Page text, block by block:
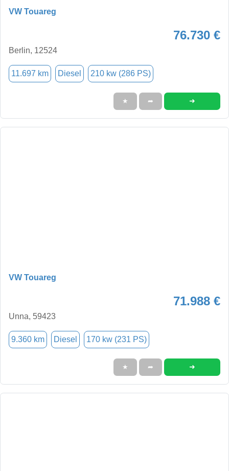
VW Touareg
76.730 €
Berlin, 12524
11.697 km Diesel 210 kw (286 PS)
★ ➦ ➜
VW Touareg
71.988 €
Unna, 59423
9.360 km Diesel 170 kw (231 PS)
★ ➦ ➜